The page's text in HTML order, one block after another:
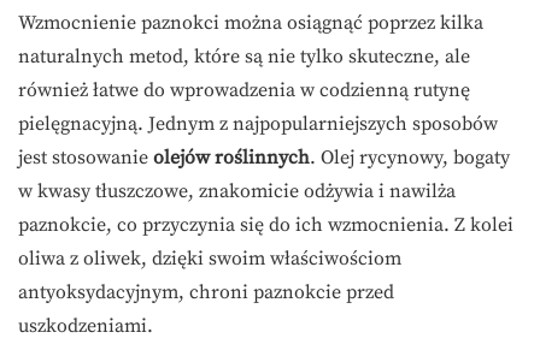
Wzmocnienie paznokci można osiągnąć poprzez kilka
naturalnych metod, które są nie tylko skuteczne, ale
również łatwe do wprowadzenia w codzienną rutynę
pielęgnacyjną. Jednym z najpopularniejszych sposobów
jest stosowanie olejów roślinnych. Olej rycynowy, bogaty
w kwasy tłuszczowe, znakomicie odżywia i nawilża
paznokcie, co przyczynia się do ich wzmocnienia. Z kolei
oliwa z oliwek, dzięki swoim właściwościom
antyoksydacyjnym, chroni paznokcie przed
uszkodzeniami.